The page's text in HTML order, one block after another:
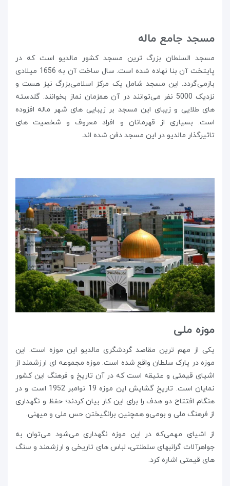
مسجد جامع ماله
مسجد السلطان بزرگ ترین مسجد کشور مالدیو است که در
پایتخت آن بنا نهاده شده است. سال ساخت آن به 1656 میلادی
بازمی‌گردد. این مسجد شامل یک مرکز اسلامی‌بزرگ نیز هست و
نزدیک 5000 نفر می‌توانند در آن همزمان نماز بخوانند. گلدسته
های طلایی و زیبای این مسجد بر زیبایی های شهر ماله افزوده
است. بسیاری از قهرمانان و افراد معروف و شخصیت های
تاثیرگذار مالدیو در این مسجد دفن شده اند.
موزه ملی
یکی از مهم ترین مقاصد گردشگری مالدیو این موزه است. این
موزه در پارک سلطان واقع شده است. موزه مجموعه ای ارزشمند از
اشیای قیمتی و عتیقه است که در آن تاریخ و فرهنگ این کشور
نمایان است. تاریخ گشایش این موزه 19 نوامبر 1952 است و در
هنگام افتتاح دو هدف را برای این کار بیان کردند؛ حفظ و نگهداری
از فرهنگ ملی و بومی‌و همچنین برانگیختن حس ملی و میهنی.
از اشیای مهمی‌که در این موزه نگهداری می‌شود می‌توان به
جواهرآلات گرانبهای سلطنتی، لباس های تاریخی و ارزشمند و سنگ
های قیمتی اشاره کرد.